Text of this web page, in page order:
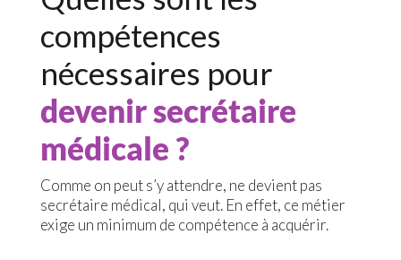
compétences
nécessaires pour
devenir secrétaire
médicale ?
Comme on peut s’y attendre, ne devient pas
secrétaire médical, qui veut. En effet, ce métier
exige un minimum de compétence à acquérir.